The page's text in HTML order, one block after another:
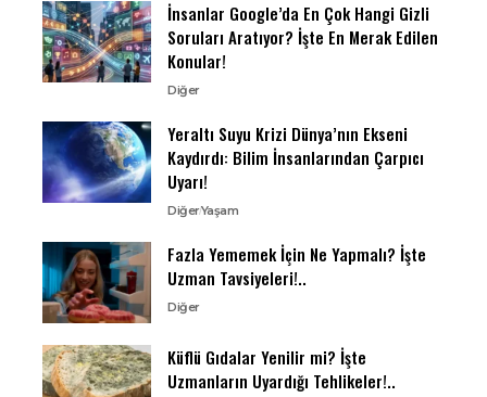
İnsanlar Google’da En Çok Hangi Gizli
Soruları Aratıyor? İşte En Merak Edilen
Konular!
Diğer
Yeraltı Suyu Krizi Dünya’nın Ekseni
Kaydırdı: Bilim İnsanlarından Çarpıcı
Uyarı!
DiğerYaşam
Fazla Yememek İçin Ne Yapmalı? İşte
Uzman Tavsiyeleri!..
Diğer
Küflü Gıdalar Yenilir mi? İşte
Uzmanların Uyardığı Tehlikeler!..